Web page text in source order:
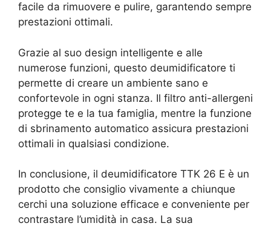
facile da rimuovere e pulire, garantendo sempre
prestazioni ottimali.
Grazie al suo design intelligente e alle
numerose funzioni, questo deumidificatore ti
permette di creare un ambiente sano e
confortevole in ogni stanza. Il filtro anti-allergeni
protegge te e la tua famiglia, mentre la funzione
di sbrinamento automatico assicura prestazioni
ottimali in qualsiasi condizione.
In conclusione, il deumidificatore TTK 26 E è un
prodotto che consiglio vivamente a chiunque
cerchi una soluzione efficace e conveniente per
contrastare l’umidità in casa. La sua